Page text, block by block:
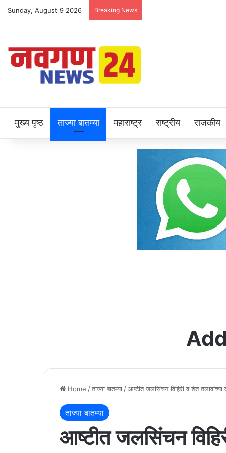
Sunday, August 9 2026 Breaking News
मुख्य पृष्ठ ताज्या बातम्या महाराष्ट्र राष्ट्रीय राजकीय
Home /ताज्या बातम्या /आष्टीत जलसिंचन विहिरी व शेत
ताज्या बातम्या
आष्टीत जलसिंचन